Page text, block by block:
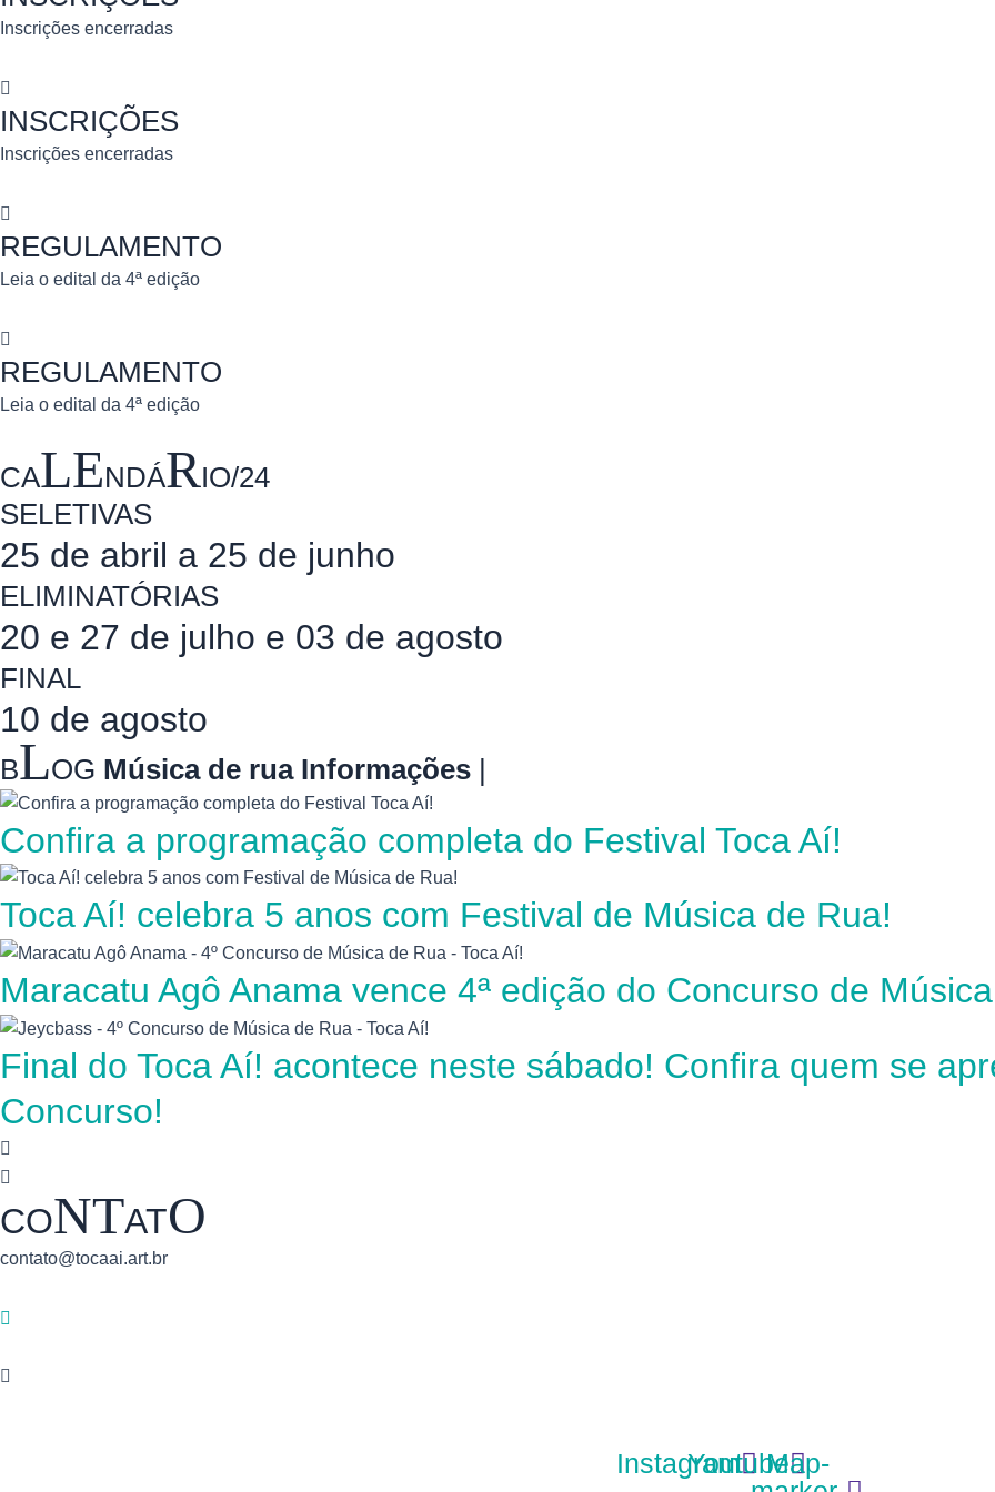
Inscrições encerradas
INSCRIÇÕES
Inscrições encerradas
REGULAMENTO
Leia o edital da 4ª edição
REGULAMENTO
Leia o edital da 4ª edição
CALENDÁRIO/24
SELETIVAS
25 de abril a 25 de junho
ELIMINATÓRIAS
20 e 27 de julho e 03 de agosto
FINAL
10 de agosto
BLOG Música de rua Informações |
Confira a programação completa do Festival Toca Aí!
Toca Aí! celebra 5 anos com Festival de Música de Rua!
Maracatu Agô Anama vence 4ª edição do Concurso de
Final do Toca Aí! acontece neste sábado! Confira quem se
Concurso!
CONTATO
contato@tocaai.art.br
Instagram
YoutubeMap-